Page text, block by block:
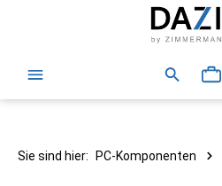
Sie sind hier: PC-Komponenten